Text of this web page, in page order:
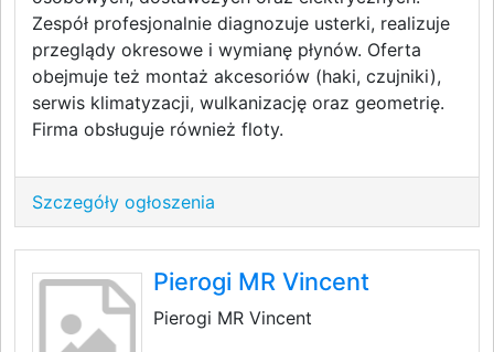
Zespół profesjonalnie diagnozuje usterki, realizuje
przeglądy okresowe i wymianę płynów. Oferta
obejmuje też montaż akcesoriów (haki, czujniki),
serwis klimatyzacji, wulkanizację oraz geometrię.
Firma obsługuje również floty.
Szczegóły ogłoszenia
Pierogi MR Vincent
Pierogi MR Vincent